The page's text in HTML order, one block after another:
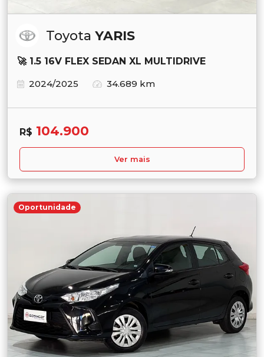
Toyota YARIS
🚀 1.5 16V FLEX SEDAN XL MULTIDRIVE
2024/2025
34.689 km
R$ 104.900
Ver mais
Oportunidade